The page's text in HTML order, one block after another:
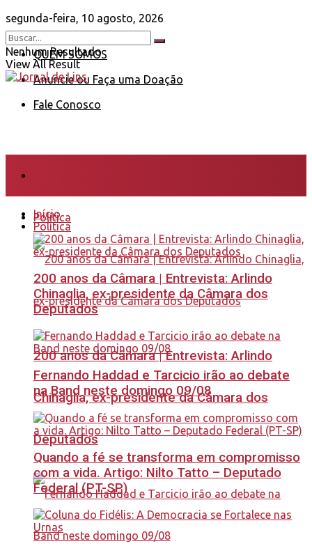
segunda-feira, 10 agosto, 2026
QUEM SOMOS
Anuncie ou Faça uma Doação
Fale Conosco
Nenhum Resultado
View All Result
Política
200 anos da Câmara | Entrevista: Arlindo
Chinaglia, ex-presidente da Câmara dos
Deputados
Início
Política
200 anos da Câmara | Entrevista: Arlindo
Chinaglia, ex-presidente da Câmara dos
Deputados
Fernando Haddad e Tarcicio irão ao debate
na Band neste domingo 09/08
Quando a fé se transforma em compromisso
com a vida. Artigo: Nilto Tatto – Deputado
Federal (PT-SP)